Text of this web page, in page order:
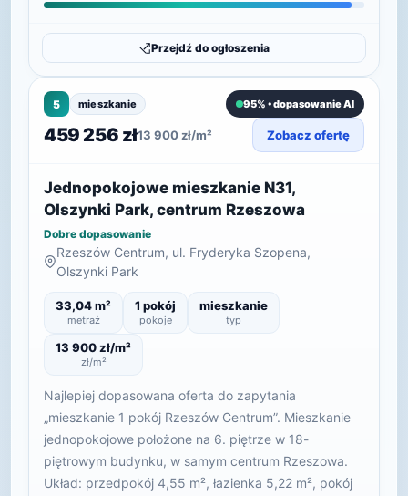
Przejdź do ogłoszenia
5 mieszkanie 95% • dopasowanie AI
459 256 zł13 900 zł/m² Zobacz ofertę
Jednopokojowe mieszkanie N31,
Olszynki Park, centrum Rzeszowa
Dobre dopasowanie
Rzeszów Centrum, ul. Fryderyka Szopena,
Olszynki Park
33,04 m²
metraż
1 pokój
pokoje
mieszkanie
typ
13 900 zł/m²
zł/m²
Najlepiej dopasowana oferta do zapytania
„mieszkanie 1 pokój Rzeszów Centrum”. Mieszkanie
jednopokojowe położone na 6. piętrze w 18-
piętrowym budynku, w samym centrum Rzeszowa.
Układ: przedpokój 4,55 m², łazienka 5,22 m², pokój